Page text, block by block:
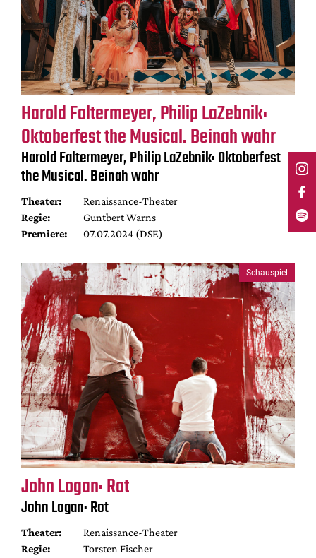
Harold Faltermeyer, Philip LaZebnik:
Oktoberfest the Musical. Beinah wahr
Harold Faltermeyer, Philip LaZebnik: Oktoberfest
the Musical. Beinah wahr
Theater:
Renaissance-Theater
Regie:
Guntbert Warns
Premiere:
07.07.2024 (DSE)
Schauspiel
John Logan: Rot
John Logan: Rot
Theater:
Renaissance-Theater
Regie:
Torsten Fischer